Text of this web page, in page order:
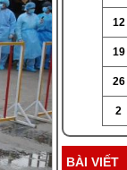
12
19
26
2
BÀI VIẾT